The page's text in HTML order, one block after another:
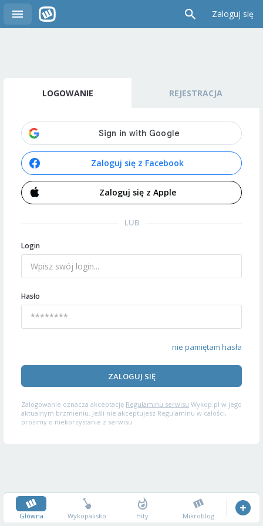
Zaloguj się
LOGOWANIE REJESTRACJA
Zaloguj się z Facebook
Zaloguj się z Apple
LUB
Login
Hasło
nie pamiętam hasła
ZALOGUJ SIĘ
Zalogowanie oznacza akceptację Regulaminu serwisu Wykop.pl w jego
aktualnym brzmieniu. Jeśli nie akceptujesz Regulaminu w całości,
prosimy o niekorzystanie z serwisu.
Główna Wykopalisko Hity Mikroblog